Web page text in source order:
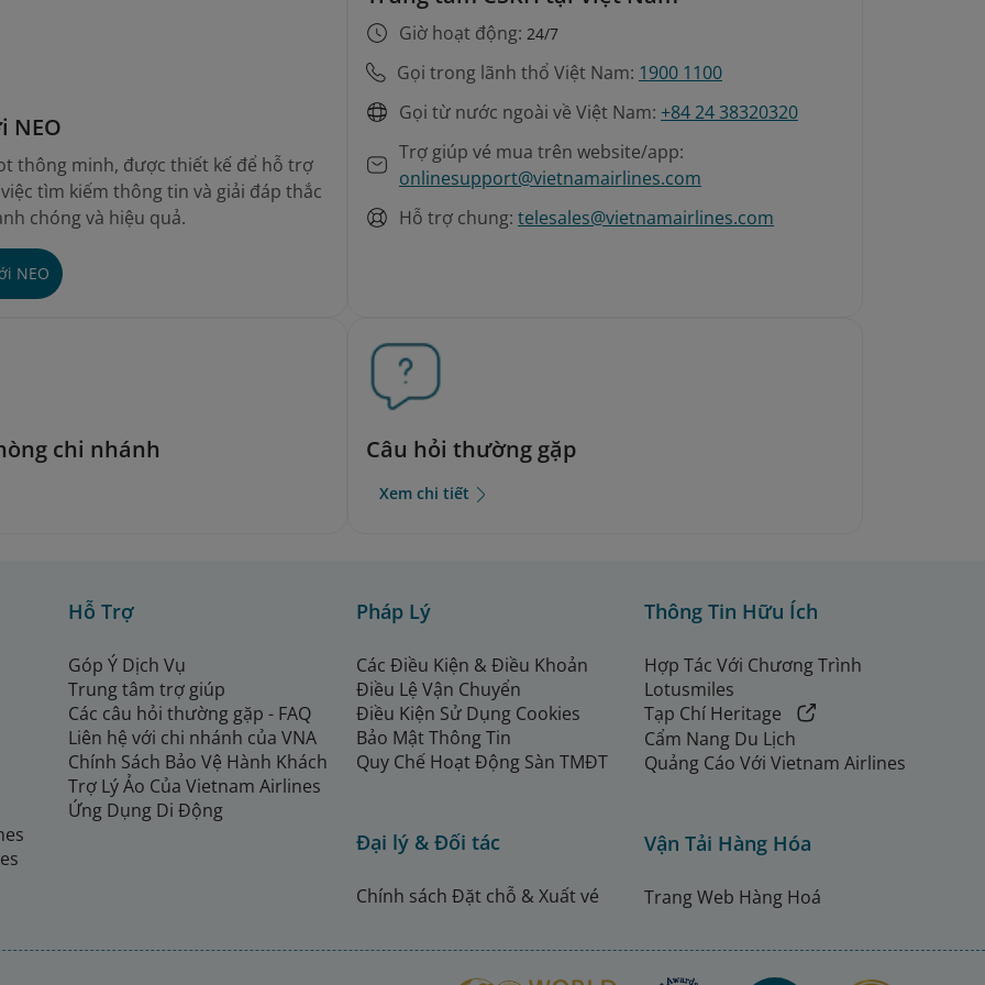
NEO
thông minh, được thiết kế để hỗ trợ
tìm kiếm thông tin và giải đáp thắc
chóng và hiệu quả.
NEO
Giờ hoạt động: 24/7
Gọi trong lãnh thổ Việt Nam: 1900 1100
Gọi từ nước ngoài về Việt Nam: +84 24 38320320
Trợ giúp vé mua trên website/app:
onlinesupport@vietnamairlines.com
Hỗ trợ chung: telesales@vietnamairlines.com
chi nhánh Câu hỏi thường gặp
Xem chi tiết
Hỗ Trợ
Góp Ý Dịch Vụ
Trung tâm trợ giúp
Các câu hỏi thường gặp - FAQ
Liên hệ với chi nhánh của VNA
Chính Sách Bảo Vệ Hành Khách
Trợ Lý Ảo Của Vietnam Airlines
Ứng Dụng Di Động
Pháp Lý
Các Điều Kiện & Điều Khoản
Điều Lệ Vận Chuyển
Điều Kiện Sử Dụng Cookies
Bảo Mật Thông Tin
Quy Chế Hoạt Động Sàn TMĐT
Đại lý & Đối tác
Chính sách Đặt chỗ & Xuất vé
Thông Tin Hữu Ích
Hợp Tác Với Chương Trình
Lotusmiles
Tạp Chí Heritage
Cẩm Nang Du Lịch
Quảng Cáo Với Vietnam Airlines
Vận Tải Hàng Hóa
Trang Web Hàng Hoá